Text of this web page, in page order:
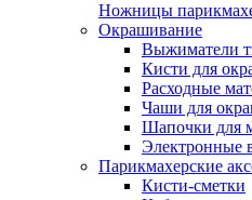
Ножницы
Окрашивание
Выжиматели
Кисти для
Расходные
Чаши для
Шапочки для
Электронные
Парикмахерские
Кисти-сметки